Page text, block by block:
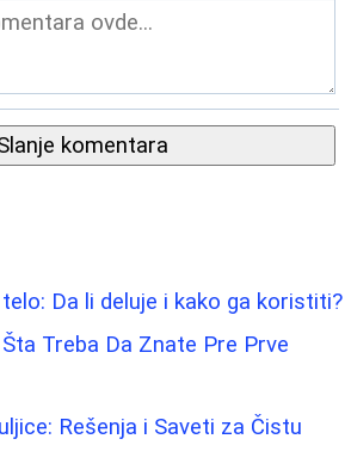
komentara
Da li deluje i kako ga koristiti?
Treba Da Znate Pre Prve
Rešenja i Saveti za Čistu